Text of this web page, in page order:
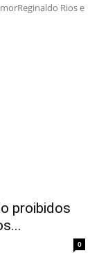
Rios e
proibidos
0